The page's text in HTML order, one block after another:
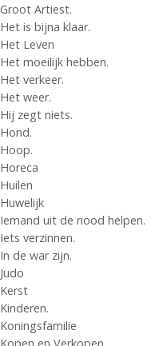
Groot Artiest.
Het is bijna klaar.
Het Leven
Het moeilijk hebben.
Het verkeer.
Het weer.
Hij zegt niets.
Hond.
Hoop.
Horeca
Huilen
Huwelijk
Iemand uit de nood helpen.
Iets verzinnen.
In de war zijn.
Judo
Kerst
Kinderen.
Koningsfamilie